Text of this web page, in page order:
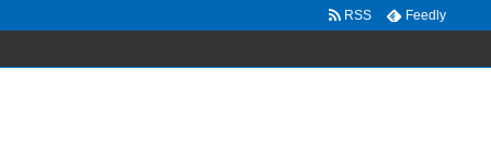
RSS Feedly